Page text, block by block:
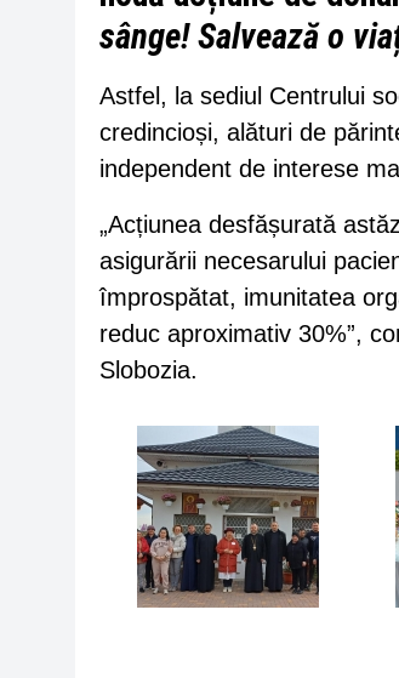
sânge! Salvează o
Astfel, la sediul Centrului
credincioși, alături de
independent de interese
„Acțiunea desfășurată
asigurării necesarului
împrospătat, imunitatea
reduc aproximativ 30%”,
Slobozia.